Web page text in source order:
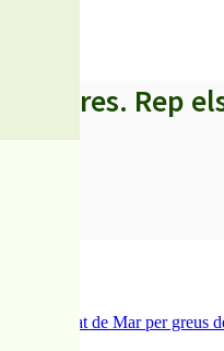
res. Rep
a Malgrat de Mar per greus